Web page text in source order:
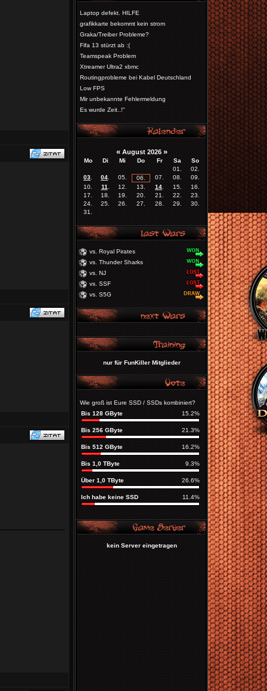
Laptop defekt. HILFE
grafikkarte bekommt kein strom
Graka/Treiber Probleme?
Fifa 13 stürzt ab :(
Teamspeak Problem
Xtreamer Ultra2 xbmc
Routingprobleme bei Kabel Deutschland
Low FPS
Mir unbekannte Fehlermeldung
Es wurde Zeit..!"
« August 2026 »
Mo Di Mi Do Fr Sa
So
01.
02.
03
04 05. 06. 07. 08.
09.
10.
11 12. 13. 14 15.
16.
17.
18. 19. 20. 21. 22.
23.
24.
25. 26. 27. 28. 29.
30.
31.
vs. Royal Pirates
vs. Thunder Sharks
vs. NJ
vs. SSF
vs. S5G
nur für FunKiller Mitglieder
Wie groß ist Eure SSD / SSDs kombiniert?
Bis 128 GByte
15.2%
Bis 256 GByte 21.3%
Bis 512 GByte 16.2%
Bis 1,0 TByte 9.3%
Über 1,0 TByte 26.6%
Ich habe keine SSD 11.4%
kein Server eingetragen